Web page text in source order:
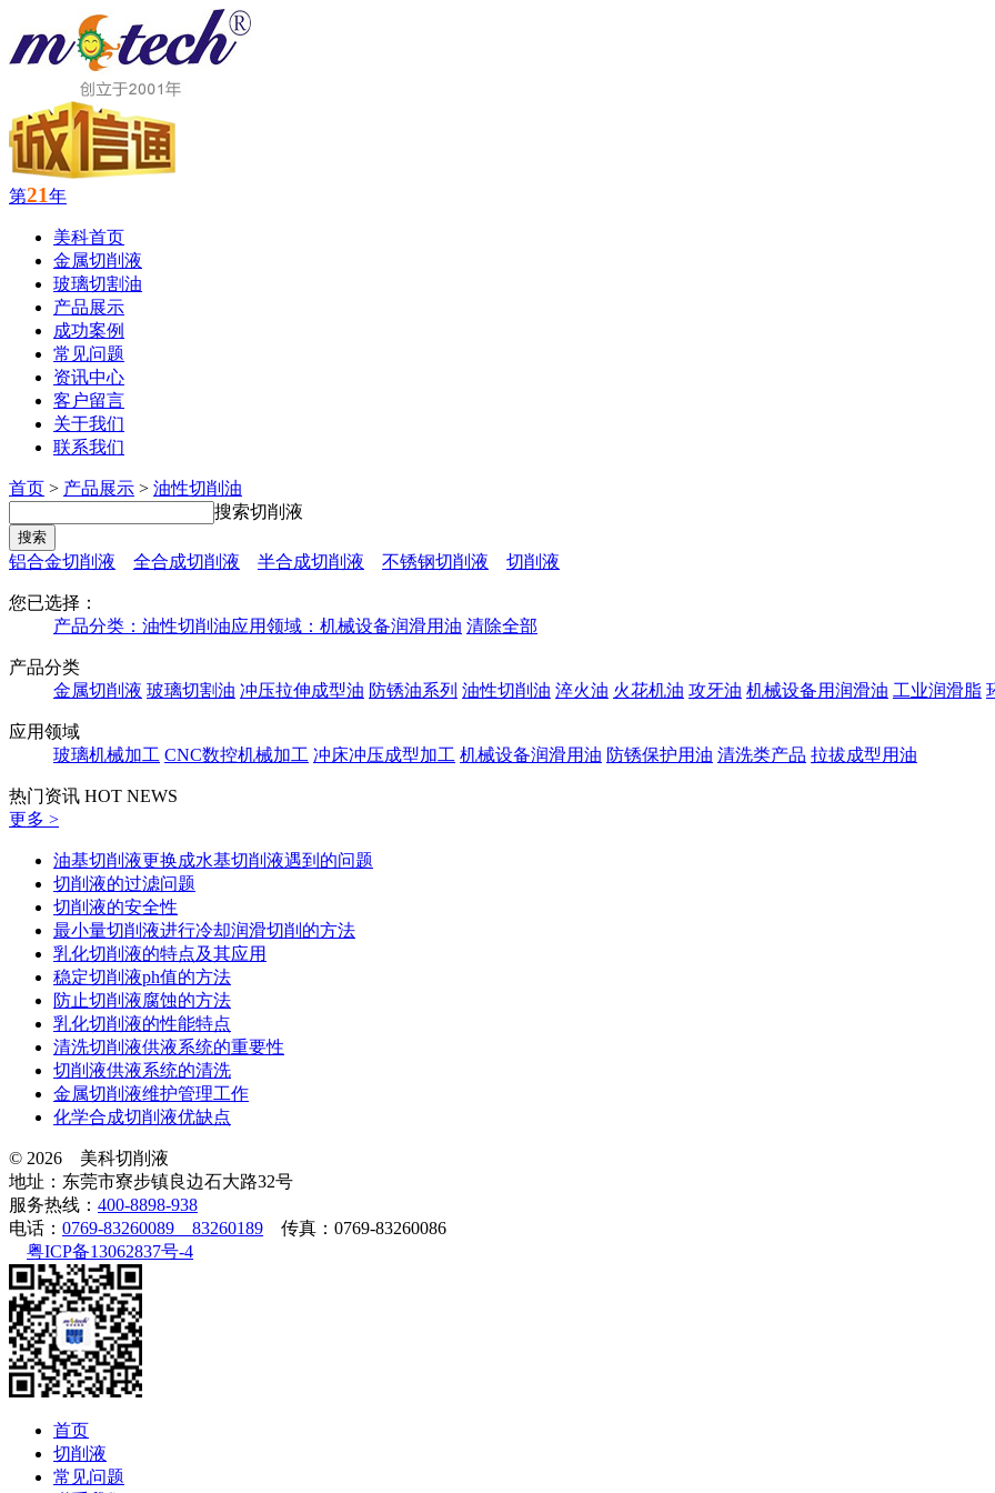
第21年
美科首页
金属切削液
玻璃切割油
产品展示
成功案例
常见问题
资讯中心
客户留言
关于我们
联系我们
首页 > 产品展示 > 油性切削油
搜索切削液
铝合金切削液 全合成切削液 半合成切削液 不锈钢切削液 切削液
您已选择：
产品分类： 油性切削油应用领域： 机械设备润滑用油 清除全部
产品分类
金属切削液 玻璃切割油 冲压拉伸成型油 防锈油系列 油性切削油 淬火油 火花机油 攻牙油 机械设备用润滑油 工业润滑脂
应用领域
玻璃机械加工 CNC数控机械加工 冲床冲压成型加工 机械设备润滑用油 防锈保护用油 清洗类产品 拉拔成型用油
热门资讯 HOT NEWS
更多 >
油基切削液更换成水基切削液遇到的问题
切削液的过滤问题
切削液的安全性
最小量切削液进行冷却润滑切削的方法
乳化切削液的特点及其应用
稳定切削液ph值的方法
防止切削液腐蚀的方法
乳化切削液的性能特点
清洗切削液供液系统的重要性
切削液供液系统的清洗
金属切削液维护管理工作
化学合成切削液优缺点
© 2026 美科切削液
地址：东莞市寮步镇良边石大路32号
服务热线： 400-8898-938
电话： 0769-83260089 83260189 传真：0769-83260086
粤ICP备13062837号-4
首页
切削液
常见问题